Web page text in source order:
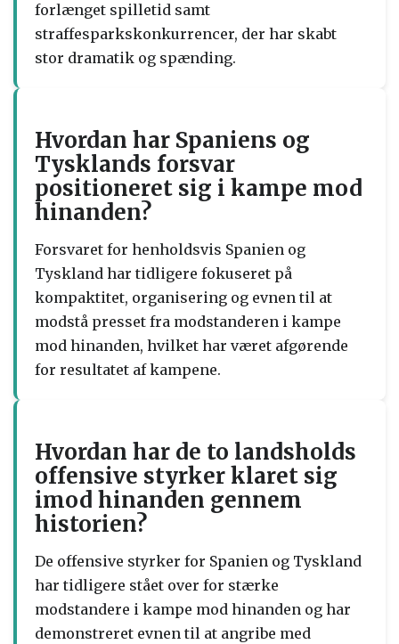
forlænget spilletid samt
straffesparkskonkurrencer, der har skabt
stor dramatik og spænding.
Hvordan har Spaniens og
Tysklands forsvar
positioneret sig i kampe mod
hinanden?
Forsvaret for henholdsvis Spanien og
Tyskland har tidligere fokuseret på
kompaktitet, organisering og evnen til at
modstå presset fra modstanderen i kampe
mod hinanden, hvilket har været afgørende
for resultatet af kampene.
Hvordan har de to landsholds
offensive styrker klaret sig
imod hinanden gennem
historien?
De offensive styrker for Spanien og Tyskland
har tidligere stået over for stærke
modstandere i kampe mod hinanden og har
demonstreret evnen til at angribe med